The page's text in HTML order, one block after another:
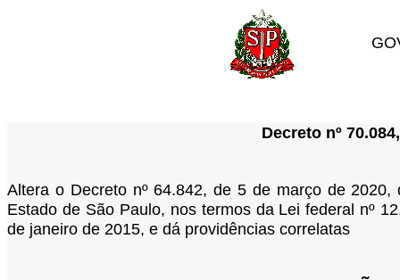
Decreto nº
Altera o Decreto nº 64.842, de 5 de março de
Estado de São Paulo, nos termos da Lei federal nº
de janeiro de 2015, e dá providências correlatas